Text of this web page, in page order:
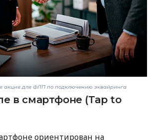
акция для ФЛП по подключению эквайринга
в смартфоне (Tap to
ориентирован на